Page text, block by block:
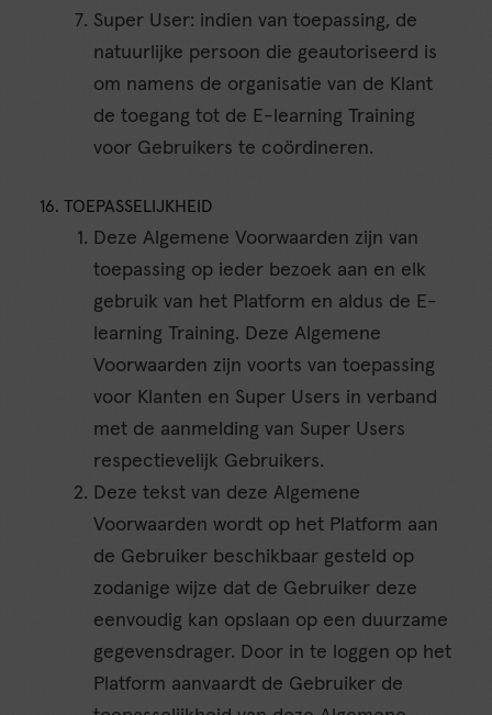
Super User: indien van toepassing, de
natuurlijke persoon die geautoriseerd is
om namens de organisatie van de Klant
de toegang tot de E-learning Training
voor Gebruikers te coördineren.
16. TOEPASSELIJKHEID
Deze Algemene Voorwaarden zijn van
toepassing op ieder bezoek aan en elk
gebruik van het Platform en aldus de E-
learning Training. Deze Algemene
Voorwaarden zijn voorts van toepassing
voor Klanten en Super Users in verband
met de aanmelding van Super Users
respectievelijk Gebruikers.
Deze tekst van deze Algemene
Voorwaarden wordt op het Platform aan
de Gebruiker beschikbaar gesteld op
zodanige wijze dat de Gebruiker deze
eenvoudig kan opslaan op een duurzame
gegevensdrager. Door in te loggen op het
Platform aanvaardt de Gebruiker de